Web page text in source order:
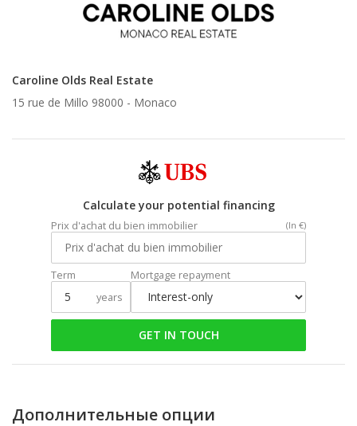
Caroline Olds Real Estate
15 rue de Millo 98000 - Monaco
Calculate your potential financing
Prix d'achat du bien immobilier (In €)
Term
years
Mortgage repayment
GET IN TOUCH
Дополнительные опции